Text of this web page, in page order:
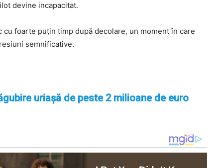
devine incapacitat.
cu foarte puțin timp după decolare, un moment în care
semnificative.
uriașă de peste 2 milioane de euro